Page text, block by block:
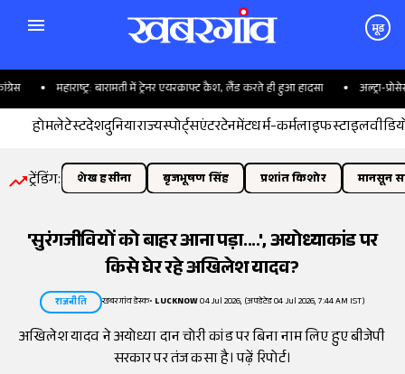
मूड
महाराष्ट्र: बारामती में ट्रेनर एयरक्राफ्ट क्रैश, लैंड करते ही हुआ हादसा अल्ट्रा-
होमलेटेस्टदेशदुनियाराज्यस्पोर्ट्सएंटरटेनमेंटधर्म-कर्मलाइफस्टाइल
ट्रेंडिंग: शेख हसीना बृजभूषण सिंह प्रशांत किशोर मानसून
'सुरंगजीवियों को बाहर आना पड़ा....', अयोध्याकांड पर
किसे घेर रहे अखिलेश यादव?
राजनीति खबरगांव डेस्क• LUCKNOW04 Jul 2026, (अपडेटेड 04 Jul 2026, 7:44 AM IST)
अखिलेश यादव ने अयोध्या दान चोरी कांड पर बिना नाम लिए हुए बीजेपी
सरकार पर तंज कसा है। पढ़ें रिपोर्ट।